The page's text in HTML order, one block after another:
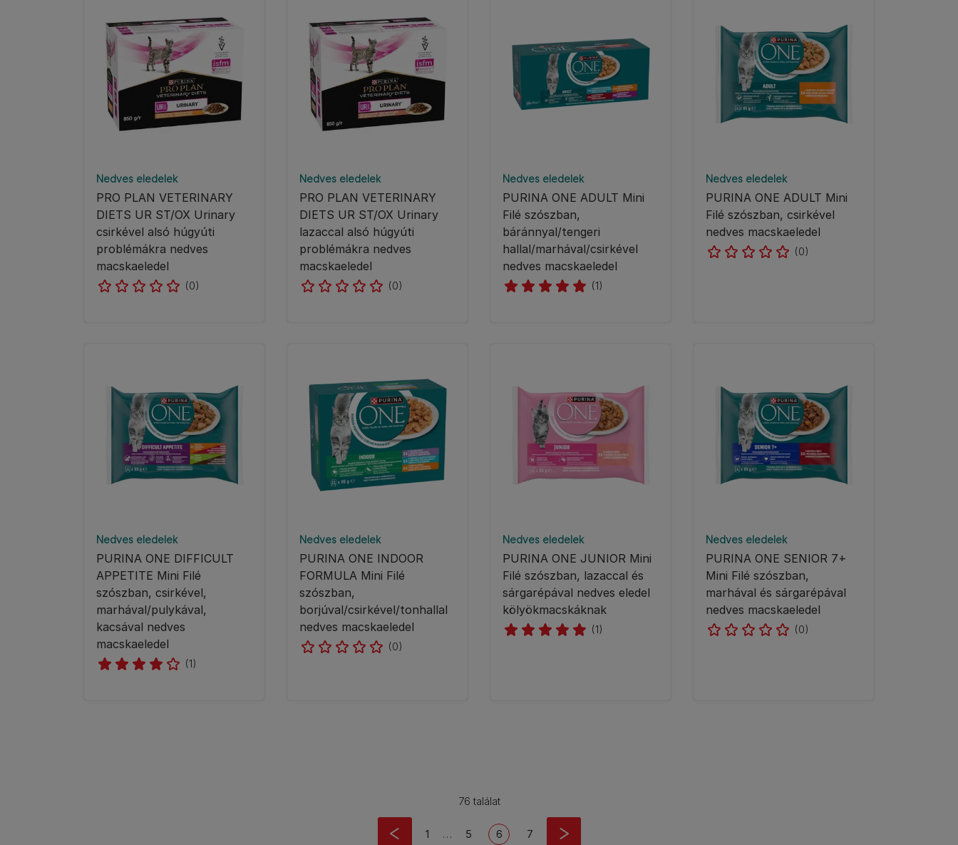
Nedves eledelek
PRO PLAN VETERINARY
DIETS UR ST/OX Urinary
csirkével alsó húgyúti
problémákra nedves
macskaeledel
(0)
Nedves eledelek
PRO PLAN VETERINARY
DIETS UR ST/OX Urinary
lazaccal alsó húgyúti
problémákra nedves
macskaeledel
(0)
Nedves eledelek
PURINA ONE ADULT Mini
Filé szószban,
báránnyal/tengeri
hallal/marhával/csirkével
nedves macskaeledel
(1)
Nedves eledelek
PURINA ONE ADULT Mini
Filé szószban, csirkével
nedves macskaeledel
(0)
Nedves eledelek
PURINA ONE DIFFICULT
APPETITE Mini Filé
szószban, csirkével,
marhával/pulykával,
kacsával nedves
macskaeledel
(1)
Nedves eledelek
PURINA ONE INDOOR
FORMULA Mini Filé
szószban,
borjúval/csirkével/tonhallal
nedves macskaeledel
(0)
Nedves eledelek
PURINA ONE JUNIOR Mini
Filé szószban, lazaccal és
sárgarépával nedves eledel
kölyökmacskáknak
(1)
Nedves eledelek
PURINA ONE SENIOR 7+
Mini Filé szószban,
marhával és sárgarépával
nedves macskaeledel
(0)
76 találat
First page
1 … Oldal
5 Current page
6 Oldal
7